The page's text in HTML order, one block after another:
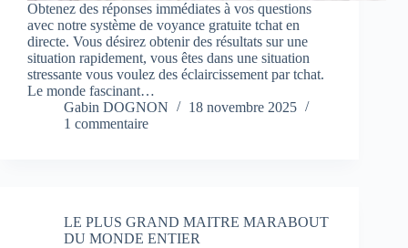
Obtenez des réponses immédiates à vos questions
avec notre système de voyance gratuite tchat en
directe. Vous désirez obtenir des résultats sur une
situation rapidement, vous êtes dans une situation
stressante vous voulez des éclaircissement par tchat.
Le monde fascinant…
Gabin DOGNON
18 novembre 2025
1 commentaire
LE PLUS GRAND MAITRE MARABOUT
DU MONDE ENTIER